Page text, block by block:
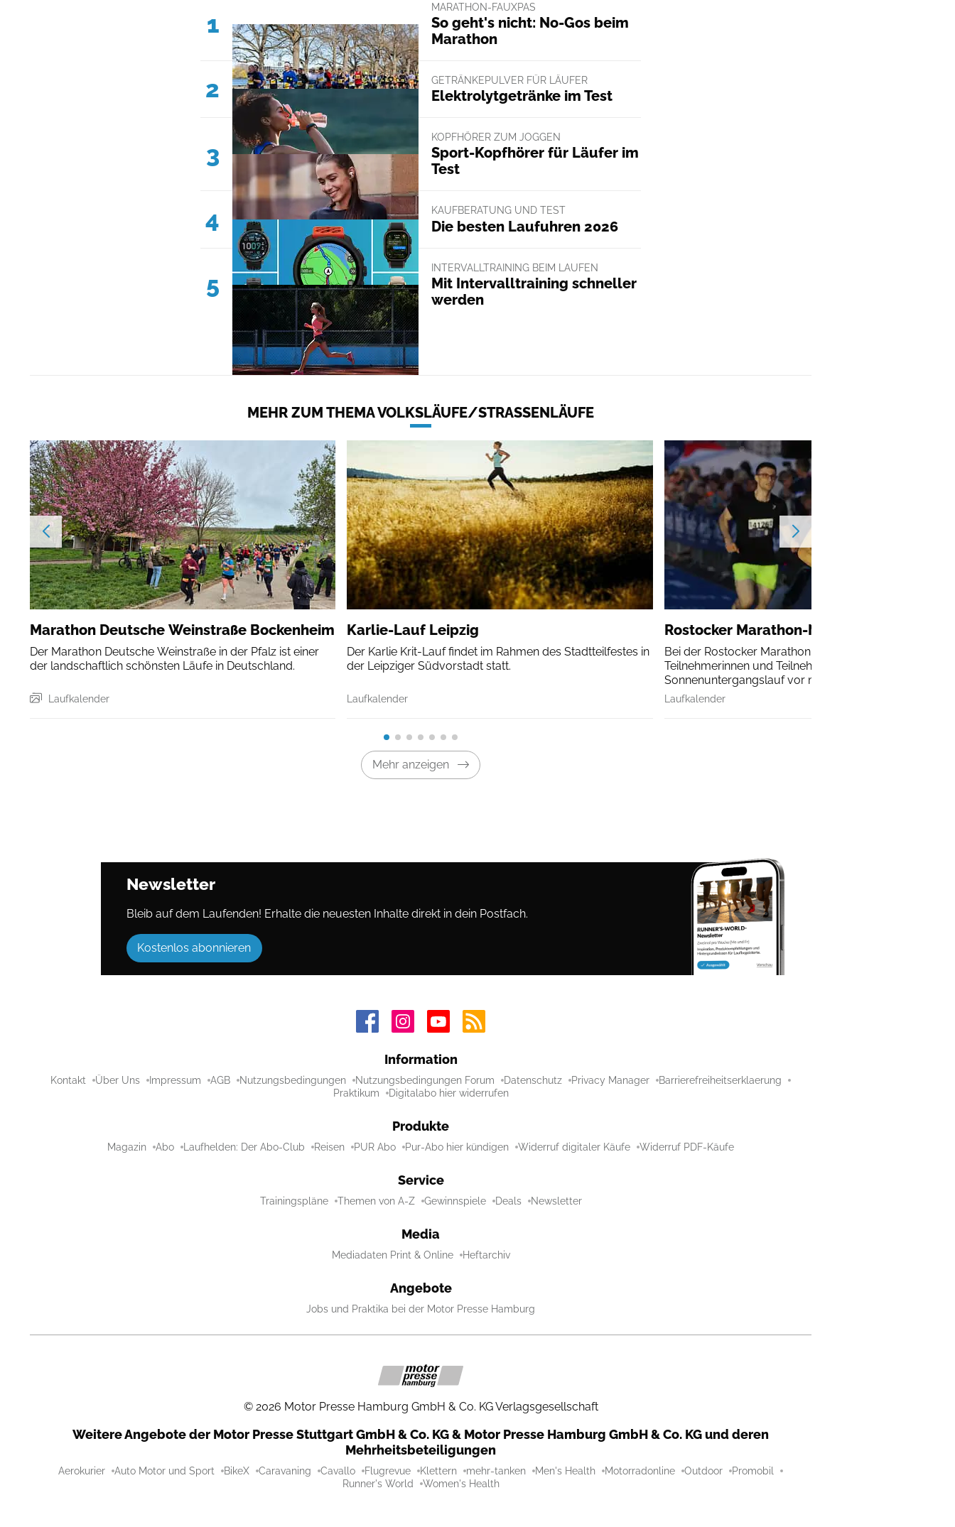
1
MARATHON-FAUXPAS
So geht's nicht: No-Gos beim
Marathon
2 GETRÄNKEPULVER FÜR LÄUFER
Elektrolytgetränke im Test
3
KOPFHÖRER ZUM JOGGEN
Sport-Kopfhörer für Läufer im
Test
4 KAUFBERATUNG UND TEST
Die besten Laufuhren 2026
5
INTERVALLTRAINING BEIM LAUFEN
Mit Intervalltraining schneller
werden
MEHR ZUM THEMA VOLKSLÄUFE/STRASSENLÄUFE
Marathon Deutsche Weinstraße Bockenheim
Der Marathon Deutsche Weinstraße in der Pfalz ist einer
der landschaftlich schönsten Läufe in Deutschland.
Laufkalender
Karlie-Lauf Leipzig
Der Karlie Krit-Lauf findet im Rahmen des Stadtteilfestes in
der Leipziger Südvorstadt statt.
Laufkalender
Rostocker Marathon-Nacht
Bei der Rostocker Marathon-Nacht erleben alle
Teilnehmerinnen und Teilnehmer einen
Sonnenuntergangslauf vor malerischer Kulisse.
Laufkalender
Mehr anzeigen
Newsletter
Bleib auf dem Laufenden! Erhalte die neuesten Inhalte direkt in dein Postfach.
Kostenlos abonnieren
Information
Kontakt Über Uns Impressum AGB Nutzungsbedingungen Nutzungsbedingungen Forum Datenschutz Privacy Manager
Barrierefreiheitserklaerung
Praktikum
Digitalabo hier widerrufen
Produkte
Magazin Abo Laufhelden: Der Abo-Club Reisen PUR Abo Pur-Abo hier kündigen Widerruf digitaler Käufe Widerruf PDF-Käufe
Service
Trainingspläne Themen von A-Z Gewinnspiele Deals Newsletter
Media
Mediadaten Print & Online Heftarchiv
Angebote
Jobs und Praktika bei der Motor Presse Hamburg
© 2026 Motor Presse Hamburg GmbH & Co. KG Verlagsgesellschaft
Weitere Angebote der Motor Presse Stuttgart GmbH & Co. KG & Motor Presse Hamburg GmbH & Co. KG und deren
Mehrheitsbeteiligungen
Aerokurier Auto Motor und Sport BikeX Caravaning Cavallo Flugrevue Klettern mehr-tanken Men's Health Motorradonline Outdoor
Promobil
Runner's World
Women's Health